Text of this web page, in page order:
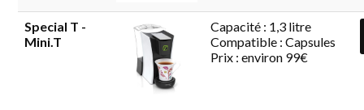
Special T -
Mini.T
Capacité : 1,3 litre
Compatible : Capsules
Prix : environ 99€